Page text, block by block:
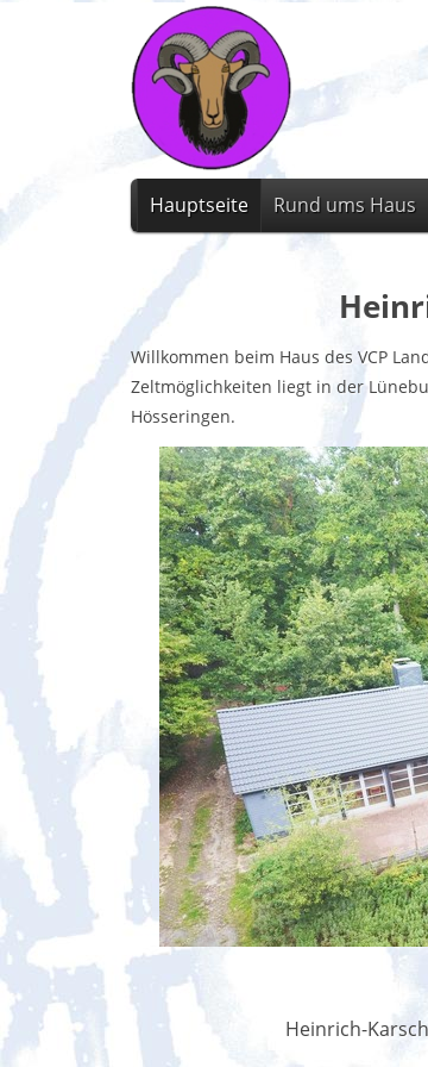
Hauptseite Rund ums Haus
Willkommen beim Haus des VCP
Zeltmöglichkeiten liegt in der
Hösseringen.
Heinrich-